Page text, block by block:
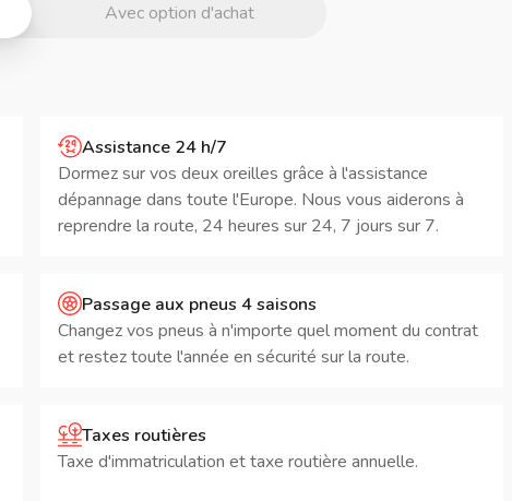
Avec option d'achat
Assistance 24 h/7
Dormez sur vos deux oreilles grâce à l'assistance
dépannage dans toute l'Europe. Nous vous aiderons à
reprendre la route, 24 heures sur 24, 7 jours sur 7.
Passage aux pneus 4 saisons
Changez vos pneus à n'importe quel moment du contrat
et restez toute l'année en sécurité sur la route.
Taxes routières
Taxe d'immatriculation et taxe routière annuelle.